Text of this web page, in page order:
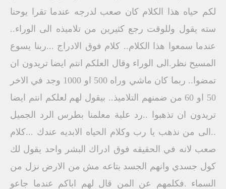
لكم حياه هذا الكلام كان صعب لدرجه عندما تقرا يوحنا
سته يقول وللوقت رجع كثيرين من تلاميذه الى الوراء..
عندما سمعوا هذا الكلام.. كلام فوق الادراج ...ربنا يسوع
المسيح نظر.الى الوراء وقال العلكم انتم ايضا تريدون ان
تمضوا.. ربما كان ماشي وراه 500 او 1000 وجد في الاخر
50 او 60 من ضمنهم التلاميذ.. بيقول لهم لعلكم انتم ايضا
تريدون ان تذهبوا ..رد علية معلمنا بطرس الرد الجميل
..الى من نذهب يا رب وكلام الحياه الابديه عندك ...كلام
صعب لانه في الحقيقه فوق ادراك البشر واحد يقول لك
كول جسدي وانهم الجسد بتاعه مش من الارض نزل من
السماء .فكلمهم عن المن قال لهم اباكم عندما جاعو